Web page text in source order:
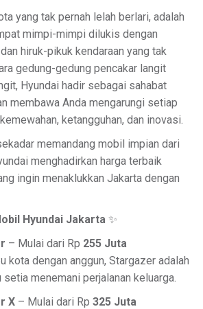
yang tak pernah lelah berlari, adalah
mimpi-mimpi dilukis dengan
hiruk-pikuk kendaraan yang tak
gedung-gedung pencakar langit
Hyundai hadir sebagai sahabat
membawa Anda mengarungi setiap
ketangguhan, dan inovasi.
memandang mobil impian dari
menghadirkan harga terbaik
ingin menaklukkan Jakarta dengan
Hyundai Jakarta ✨
– Mulai dari Rp 255 Juta
kota dengan anggun, Stargazer adalah
menemani perjalanan keluarga.
X – Mulai dari Rp 325 Juta